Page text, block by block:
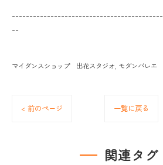
--
マイダンスショップ 出花スタジオ モダンバレエ
< 前のページ 一覧に戻る
関連タグ